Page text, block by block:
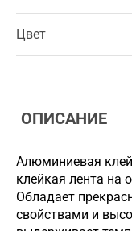
Цвет
ОПИСАНИЕ
Алюминиевая
клейкая лента на
Обладает
свойствами и